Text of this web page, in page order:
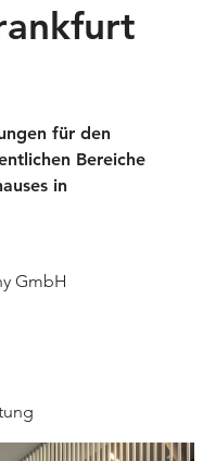
für den
Bereiche
in
GmbH